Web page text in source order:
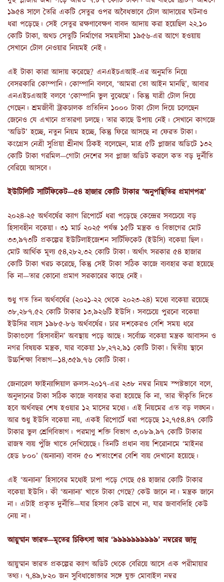
১৯৫৪ সালে তৈরি একটি সেতুর ওপর অবৈধভাবে টোল আদায়ের ঘটনাও
ধরা পড়েছে। সেই সেতুর রক্ষণাবেক্ষণ বাবদ আদায় করা হয়েছিল ২২.১০
কোটি টাকা, অথচ সেতুটি নির্মাণের সময়সীমা ১৯৫৬-এর আগে হওয়ায়
সেখানে টোল নেওয়ার নিয়মই নেই।
এই টাকা কারা আদায় করেছে? এনএইচএআই-এর অনুমতি নিয়ে
বেসরকারি কোম্পানি। কোম্পানি বলবে, ‘আমরা তো আইন মানছি’, আবার
এনএইচএআই বলবে ‘কোম্পানি ভুল বুঝেছে’। কিন্তু যাত্রী টোল দিয়ে
গেছেন। শ্রমজীবী ট্রাকচালক প্রতিদিন ১০০০ টাকা টোল দিয়ে চলেছেন
জেনেও যে এখানে প্রতারণা চলছে। তার কাছে উপায় নেই। সেখানে কাগজে
‘অডিট’ হচ্ছে, নতুন নিয়ম হচ্ছে, কিন্তু ফিরে আসছে না ফেরত টাকা।
কংগ্রেস নেত্রী সুপ্রিয়া শ্রীনাথ ঠিকই বলেছেন, মাত্র ৫টি প্লাজার অডিটে ১৩২
কোটি টাকা গরমিল—গোটা দেশের সব প্লাজা অডিট করলে কত বড় দুর্নীতি
বেরিয়ে আসবে।
ইউটিলিটি সার্টিফিকেট—৫৪ হাজার কোটি টাকার ‘অনুপস্থিতির প্রমাণপত্র’
২০২৪-২৫ অর্থবর্ষের ক্যাগ রিপোর্টে ধরা পড়েছে কেন্দ্রের সবচেয়ে বড়
হিসাবহীন বকেয়া। ৩১ মার্চ ২০২৫ পর্যন্ত ১৫টি মন্ত্রক ও বিভাগের মোট
৩৩,৯৭৩টি প্রকল্পের ইউটিলাইজেশন সার্টিফিকেট (ইউসি) বকেয়া ছিল।
মোট আর্থিক মূল্য ৫৪,২৮২.৩২ কোটি টাকা। অর্থাৎ সরকার ৫৪ হাজার
কোটি টাকা খরচ করেছে, কিন্তু সেই টাকা সঠিক কাজে ব্যবহার করা হয়েছে
কি না—তার কোনো প্রমাণ সরকারের কাছে নেই।
শুধু গত তিন অর্থবর্ষের (২০২১-২২ থেকে ২০২৩-২৪) মধ্যে বকেয়া রয়েছে
৩৮,২৮৭.৫২ কোটি টাকার ১৩,৯২৬টি ইউসি। সবচেয়ে পুরনো বকেয়া
ইউসির বয়স ১৯৮৫-৮৬ অর্থবর্ষের। চার দশকেরও বেশি সময় ধরে
টাকাগুলো ‘হিসাবহীন’ অবস্থায় পড়ে আছে। সর্বোচ্চ বকেয়া মন্ত্রক আবাসন ও
নগর বিষয়ক মন্ত্রক, যার বকেয়া ১৮,২৭২.৯১ কোটি টাকা। দ্বিতীয় স্থানে
উচ্চশিক্ষা বিভাগ—১৪,৩৫৯.৭৬ কোটি টাকা।
জেনারেল ফাইন্যান্সিয়াল রুলস-২০১৭-এর ২৩৮ নম্বর নিয়ম স্পষ্টভাবে বলে,
অনুদানের টাকা সঠিক কাজে ব্যবহার করা হয়েছে কি না, তার স্বীকৃতি দিতে
হবে অর্থবছর শেষ হওয়ার ১২ মাসের মধ্যে। এই নিয়মের এত বড় লঙ্ঘন।
আর শুধু ইউসি বকেয়া নয়, একই রিপোর্টে ধরা পড়েছে ১২,৭৫৪.৪৭ কোটি
টাকার ভুল শ্রেণিবিভাগ। পরমাণু শক্তি বিভাগ ৩,০৮৯.৯৭ কোটি টাকার
রাজস্ব ব্যয় পুঁজি খাতে দেখিয়েছে। তিনটি প্রধান ব্যয় শিরোনামে ‘মাইনর
হেড ৮০০’ (অন্যান্য) বাবদ ৫০ শতাংশের বেশি ব্যয় দেখানো হয়েছে।
এই ‘অন্যান্য’ হিসাবের মধ্যেই চাপা পড়ে গেছে ৫৪ হাজার কোটি টাকার
বকেয়া ইউসি। কী ‘অন্যান্য’ খাতে টাকা গেছে? কেউ জানে না। মন্ত্রক জানে
না। এটাই প্রকৃত দুর্নীতি—যার হিসাব কেউ রাখে না, যার জবাবদিহি কেউ
নেয় না।
আয়ুষ্মান ভারত—মৃতের চিকিৎসা আর ‘৯৯৯৯৯৯৯৯৯৯’ নম্বরের জাদু
আয়ুষ্মান ভারত প্রকল্পের ক্যাগ অডিট থেকে বেরিয়ে আসে এক পরীমায়ার
তথ্য। ৭,৪৯,৮২০ জন সুবিধাভোক্তার সঙ্গে যুক্ত মোবাইল নম্বর